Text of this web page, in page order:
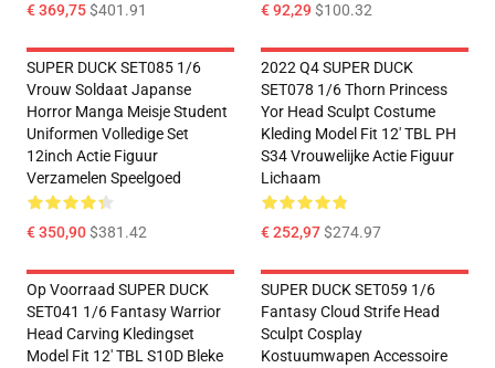
€ 369,75$401.91 € 92,29$100.32
SUPER DUCK SET085 1/6
Vrouw Soldaat Japanse
Horror Manga Meisje Student
Uniformen Volledige Set
12inch Actie Figuur
Verzamelen Speelgoed
€ 350,90$381.42
2022 Q4 SUPER DUCK
SET078 1/6 Thorn Princess
Yor Head Sculpt Costume
Kleding Model Fit 12' TBL PH
S34 Vrouwelijke Actie Figuur
Lichaam
€ 252,97$274.97
Op Voorraad SUPER DUCK
SET041 1/6 Fantasy Warrior
Head Carving Kledingset
Model Fit 12' TBL S10D Bleke
SUPER DUCK SET059 1/6
Fantasy Cloud Strife Head
Sculpt Cosplay
Kostuumwapen Accessoire